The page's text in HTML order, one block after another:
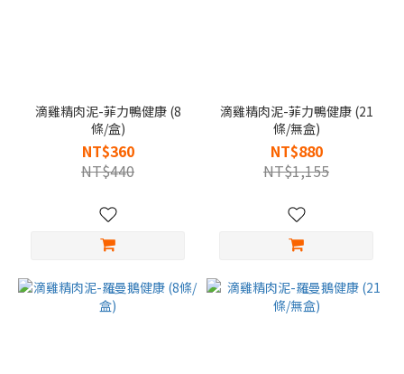
滴雞精肉泥-菲力鴨健康 (8
條/盒)
NT$360
NT$440
滴雞精肉泥-菲力鴨健康 (21
條/無盒)
NT$880
NT$1,155